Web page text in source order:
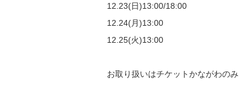
12.23(日)13:00/18:00
12.24(月)13:00
12.25(火)13:00
お取り扱いはチケットかながわのみ